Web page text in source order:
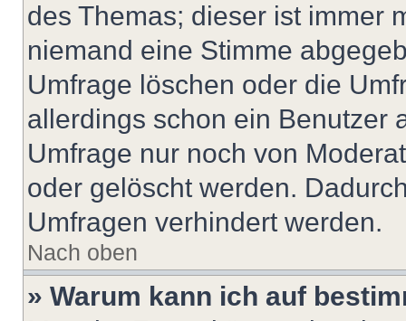
des Themas; dieser ist immer
niemand eine Stimme
Umfrage löschen oder die
allerdings schon ein Benutzer
Umfrage nur noch von
oder gelöscht werden.
Umfragen verhindert werden.
Nach oben
» Warum kann ich auf